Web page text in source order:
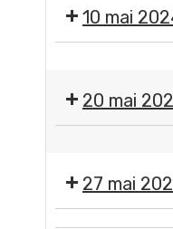
Victoire
1945
Place
des
services
10 mai
des
services
20 mai
des
services
27 mai